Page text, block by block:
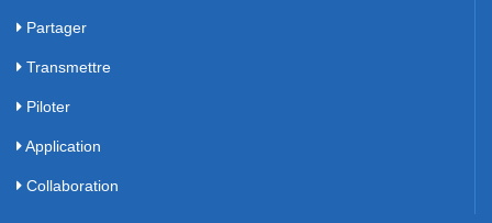
Partager
Transmettre
Piloter
Application
Collaboration